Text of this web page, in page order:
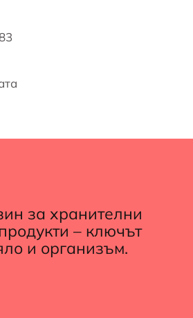
за хранителни
– ключът
и организъм.